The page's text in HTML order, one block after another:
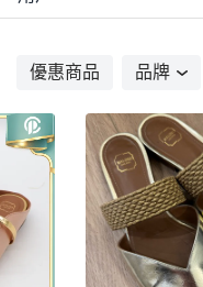
優惠商品 品牌